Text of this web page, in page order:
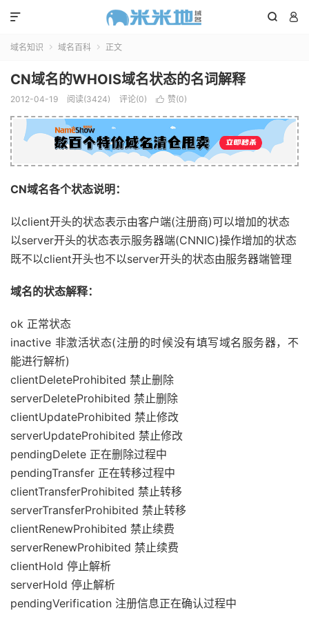
 

域名知识  域名百科  正文
CN域名的WHOIS域名状态的名词解释
2012-04-19 阅读(3424) 评论(0)  赞(0)
CN域名各个状态说明：
以client开头的状态表示由客户端(注册商)可以增加的状态
以server开头的状态表示服务器端(CNNIC)操作增加的状态
既不以client开头也不以server开头的状态由服务器端管理
域名的状态解释：
ok 正常状态
inactive 非激活状态(注册的时候没有填写域名服务器，不
能进行解析)
clientDeleteProhibited 禁止删除
serverDeleteProhibited 禁止删除
clientUpdateProhibited 禁止修改
serverUpdateProhibited 禁止修改
pendingDelete 正在删除过程中
pendingTransfer 正在转移过程中
clientTransferProhibited 禁止转移
serverTransferProhibited 禁止转移
clientRenewProhibited 禁止续费
serverRenewProhibited 禁止续费
clientHold 停止解析
serverHold 停止解析
pendingVerification 注册信息正在确认过程中